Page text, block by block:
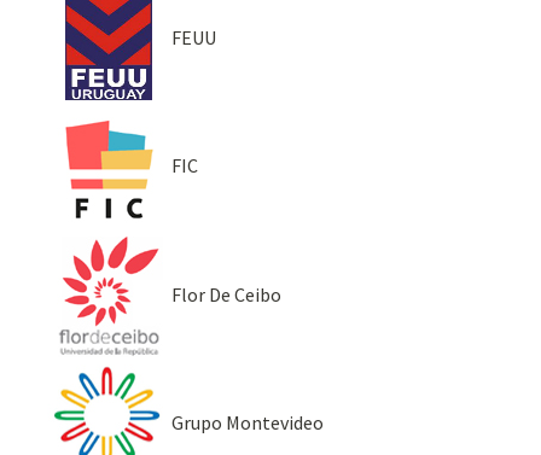
FEUU
FIC
Flor De Ceibo
Grupo Montevideo